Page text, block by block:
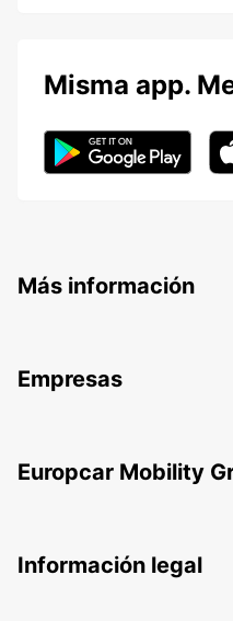
Misma app.
Más información
Empresas
Europcar Mobility
Información legal